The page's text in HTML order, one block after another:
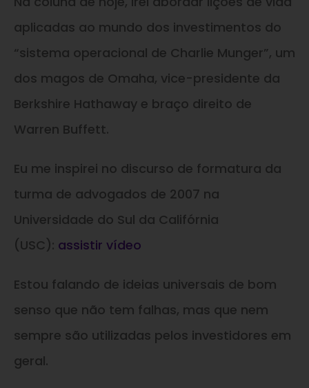
aplicadas ao mundo dos investimentos do
“sistema operacional de Charlie Munger”, um
dos magos de Omaha, vice-presidente da
Berkshire Hathaway e braço direito de
Warren Buffett.
Eu me inspirei no discurso de formatura da
turma de advogados de 2007 na
Universidade do Sul da Califórnia
(USC): assistir vídeo
Estou falando de ideias universais de bom
senso que não tem falhas, mas que nem
sempre são utilizadas pelos investidores em
geral.